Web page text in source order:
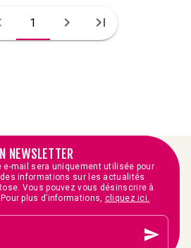
1 chevron_right last_page
NEWSLETTER
e-mail sera uniquement utilisée pour
informations sur les actualités
Vous pouvez vous désinscrire à
plus d’informations, cliquez ici.
send